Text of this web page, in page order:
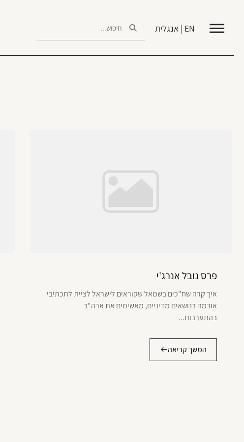
EN | אנגלית
פרס נובל אנרג'י
איך קרה שח"כים בשמאל שקוראים לישראל לציית לתכתיבי
אובמה בנושאים מדיניים, מאשימים את ארה"ב
בהתערבות...
המשך קריאה